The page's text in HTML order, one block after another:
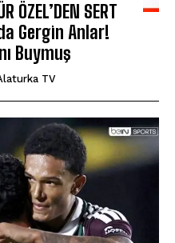
ÖZEL’DEN SERT
Gergin Anlar!
Buymuş
TV